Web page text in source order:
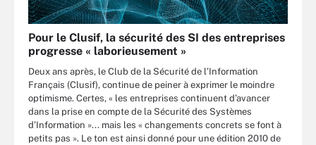
Pour le Clusif, la sécurité des SI des entreprises
progresse « laborieusement »
Deux ans après, le Club de la Sécurité de l’Information
Français (Clusif), continue de peiner à exprimer le moindre
optimisme. Certes, « les entreprises continuent d’avancer
dans la prise en compte de la Sécurité des Systèmes
d’Information »... mais les « changements concrets se font à
petits pas ». Le ton est ainsi donné pour une édition 2010 de